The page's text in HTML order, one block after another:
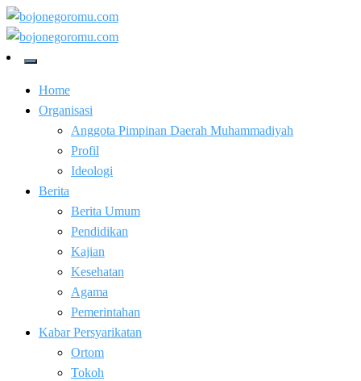
Skip
to
content
bojonegoromu.com
bojonegoromu.com
Home
Organisasi
Anggota Pimpinan Daerah Muhammadiyah
Profil
Ideologi
Berita
Berita Umum
Pendidikan
Kajian
Kesehatan
Agama
Pemerintahan
Kabar Persyarikatan
Ortom
Tokoh